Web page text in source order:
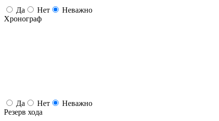
Да Нет
Неважно
Хронограф
Да Нет
Неважно
Резерв хода